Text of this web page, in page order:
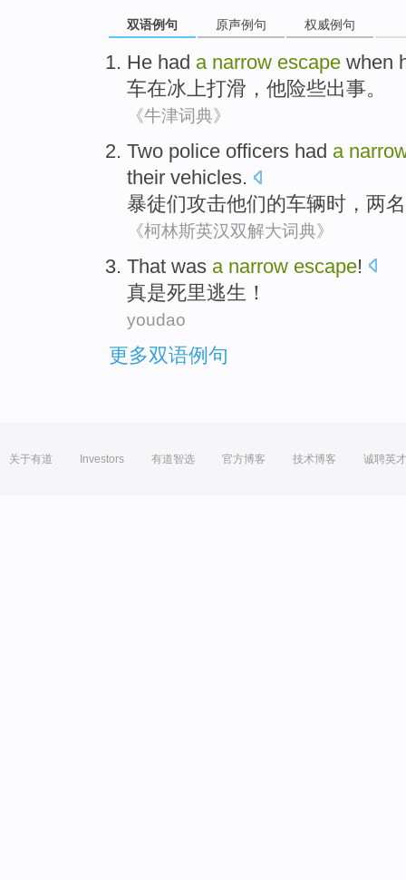
双语例句 原声例句 权威例句
He had a narrow escape when
车在冰上打滑 ， 他险些出事。
《牛津词典》
Two police officers had a
their vehicles.
暴徒们攻击他们的车辆时， 两名
《柯林斯英汉双解大词典》
That was a narrow escape!
真是死里逃生 ！
youdao
更多双语例句
关于有道 Investors 有道智选 官方博客 技术博客 诚聘英才